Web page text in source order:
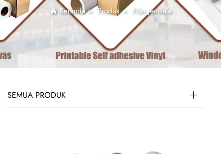
Beranda> Produk> Film jendela
SEMUA PRODUK